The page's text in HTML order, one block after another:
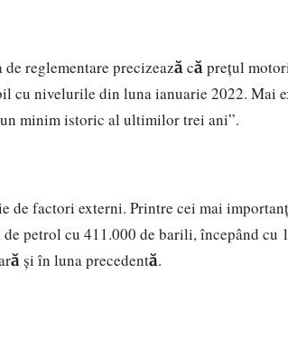
reglementare precizează că prețul
cu nivelurile din luna ianuarie 2022. Mai
minim istoric al ultimilor trei ani”.
de factori externi. Printre cei mai
petrol cu 411.000 de barili, începând cu
și în luna precedentă.